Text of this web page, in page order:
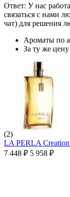
Ответ: У нас
связаться с нами
чат) для решения
Ароматы по
За ту же цену
(2)
LA PERLA
7 448 ₽ 5 958 ₽